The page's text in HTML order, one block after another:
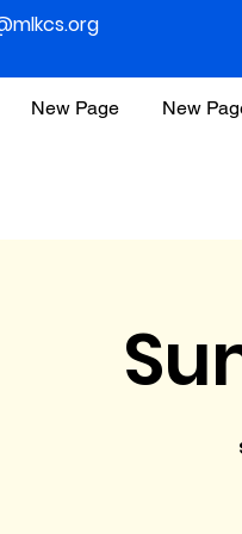
New Page New